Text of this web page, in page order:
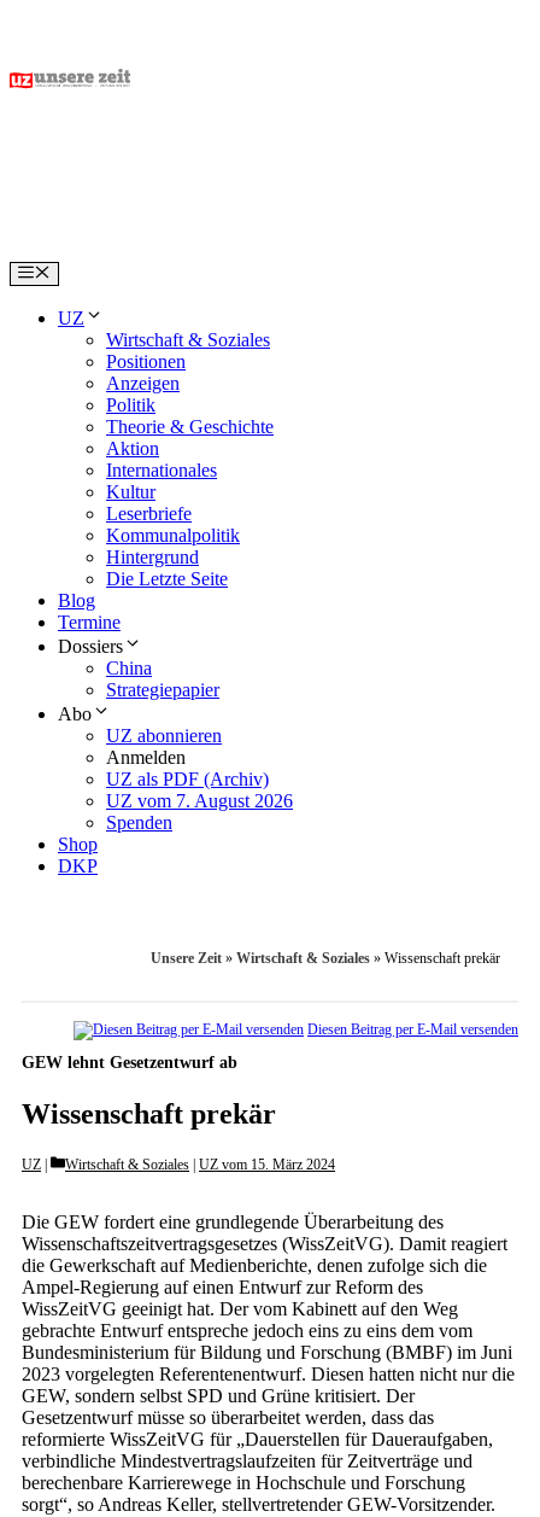
content
Menu
UZ
Wirtschaft & Soziales
Positionen
Anzeigen
Politik
Theorie & Geschichte
Aktion
Internationales
Kultur
Leserbriefe
Kommunalpolitik
Hintergrund
Die Letzte Seite
Blog
Termine
Dossiers
China
Strategiepapier
Abo
UZ abonnieren
Anmelden
UZ als PDF (Archiv)
UZ vom 7. August 2026
Spenden
Shop
DKP
Unsere Zeit » Wirtschaft & Soziales » Wissenschaft prekär
Diesen Beitrag per E-Mail versenden
GEW lehnt Gesetzentwurf ab
Wissenschaft prekär
UZ Categories
Wirtschaft & Soziales UZ vom 15. März 2024
Die GEW fordert eine grundlegende Überarbeitung des
Wissenschaftszeitvertragsgesetzes (WissZeitVG). Damit reagiert
die Gewerkschaft auf Medienberichte, denen zufolge sich die
Ampel-Regierung auf einen Entwurf zur Reform des
WissZeitVG geeinigt hat. Der vom Kabinett auf den Weg
gebrachte Entwurf entspreche jedoch eins zu eins dem vom
Bundesministerium für Bildung und Forschung (BMBF) im Juni
2023 vorgelegten Referentenentwurf. Diesen hatten nicht nur die
GEW, sondern selbst SPD und Grüne kritisiert. Der
Gesetzentwurf müsse so überarbeitet werden, dass das
reformierte WissZeitVG für „Dauerstellen für Daueraufgaben,
verbindliche Mindestvertragslaufzeiten für Zeitverträge und
berechenbare Karrierewege in Hochschule und Forschung
sorgt“, so Andreas Keller, stellvertretender GEW-Vorsitzender.